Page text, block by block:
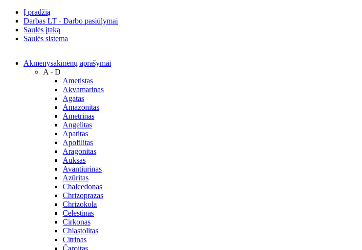
Į pradžią
Darbas LT - Darbo pasiūlymai
Saulės įtaką
Saulės sistema
Akmenysakmenų aprašymai
A - D
Ametistas
Akvamarinas
Agatas
Amazonitas
Ametrinas
Angelitas
Apatitas
Apofilitas
Aragonitas
Auksas
Avantiūrinas
Azūritas
Chalcedonas
Chrizoprazas
Chrizokola
Celestinas
Cirkonas
Chiastolitas
Citrinas
Čaroitas